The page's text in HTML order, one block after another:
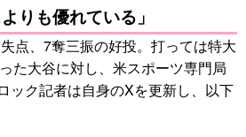
りも優れている」
点、7奪三振の好投。打っては特大
た大谷に対し、米スポーツ専門局
ック記者は自身のXを更新し、以下